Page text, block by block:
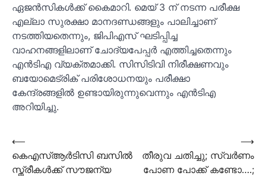
ഏജൻസികൾക്ക് കൈമാറി. മെയ് 3 ന് നടന്ന പരീക്ഷ
എല്ലാ സുരക്ഷാ മാനദണ്ഡങ്ങളും പാലിച്ചാണ്
നടത്തിയതെന്നും, ജിപിഎസ് ഘടിപ്പിച്ച
വാഹനങ്ങളിലാണ് ചോദ്യപേപ്പർ എത്തിച്ചതെന്നും
എൻടിഎ വ്യക്തമാക്കി. സിസിടിവി നിരീക്ഷണവും
ബയോമെട്രിക് പരിശോധനയും പരീക്ഷാ
കേന്ദ്രങ്ങളിൽ ഉണ്ടായിരുന്നുവെന്നും എൻടിഎ
അറിയിച്ചു.
Post
navigation
⟵
കെഎസ്ആര്‍ടിസി ബസില്‍
സ്ത്രീകള്‍ക്ക് സൗജന്യ
തീരുവ ചതിച്ചു; സ്വര്‍ണം
പോണ പോക്ക് കണ്ടോ….;
⟶